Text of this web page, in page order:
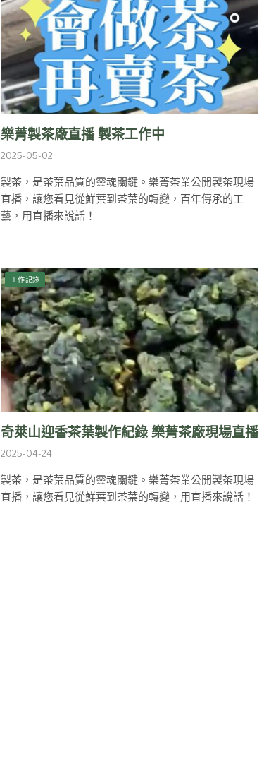
樂菁製茶廠直播 製茶工作中
2025-05-02
製茶，是茶葉品質的靈魂關鍵。樂菁茶業公開製茶現場
直播，讓您看見從鮮葉到茶葉的轉變，百年傳承的工
藝，用直播來說話！
工作記錄
奇萊山迎香茶葉製作紀錄 樂菁茶廠現場直播
2025-04-24
製茶，是茶葉品質的靈魂關鍵。樂菁茶業公開製茶現場
直播，讓您看見從鮮葉到茶葉的轉變，用直播來說話！